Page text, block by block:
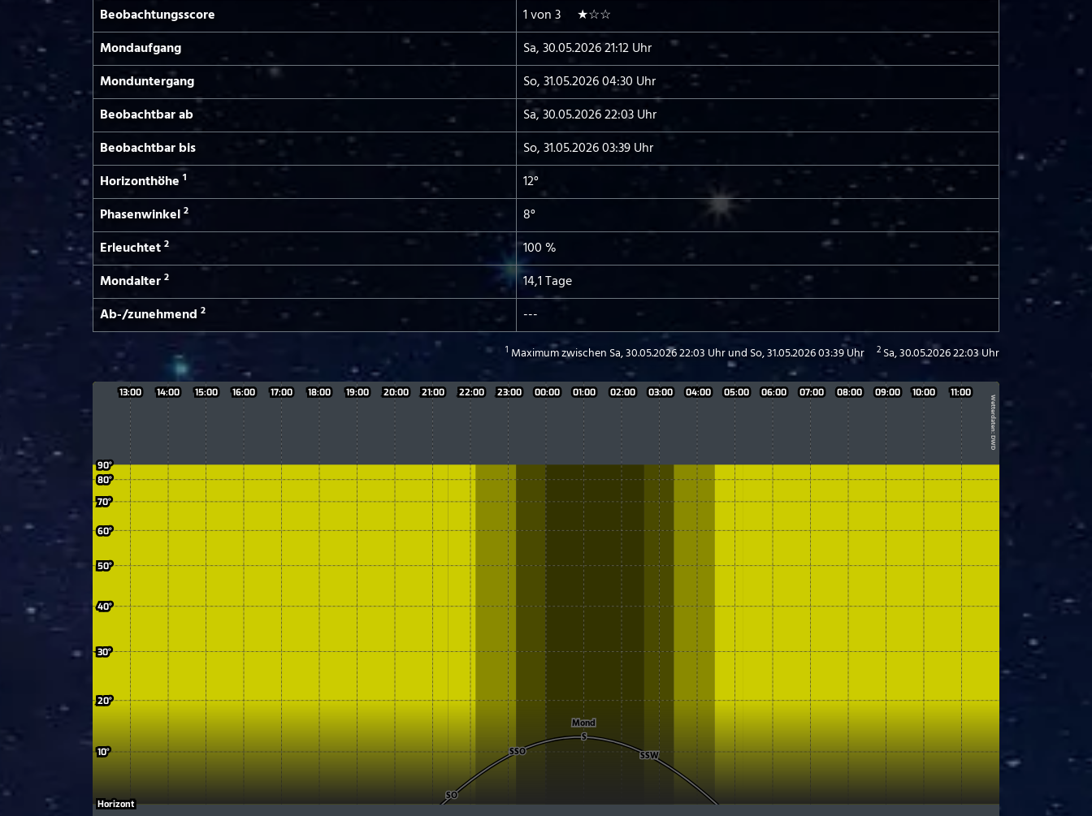
Beobachtungs­score
1 von 3 ★☆☆
Mond­aufgang
Sa, 30.05.2026 21:12 Uhr
Mond­untergang
So, 31.05.2026 04:30 Uhr
Beobachtbar ab
Sa, 30.05.2026 22:03 Uhr
Beobachtbar bis
So, 31.05.2026 03:39 Uhr
Horizont­höhe 1
12°
Phasen­winkel 2
8°
Erleuchtet 2
100 %
Mond­alter 2
14,1 Tage
Ab-/­zunehmend 2 ---
1 Maximum zwischen Sa, 30.05.2026 22:03 Uhr und So, 31.05.2026 03:39 Uhr 2 Sa, 30.05.2026 22:03 Uhr